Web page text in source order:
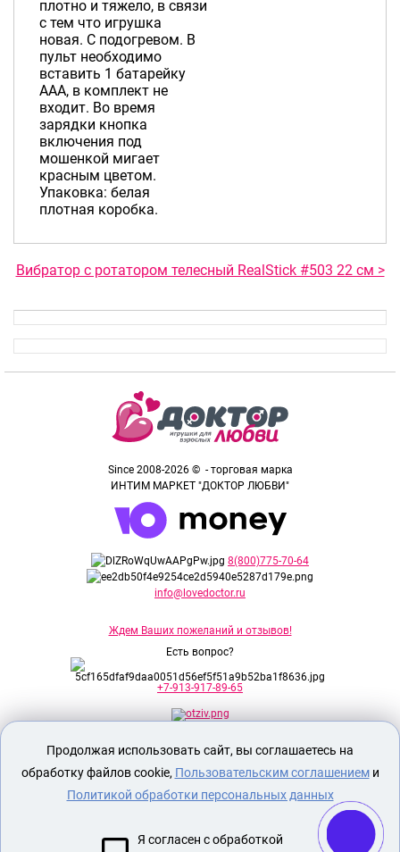
плотно и тяжело, в связи
с тем что игрушка
новая. С подогревом. В
пульт необходимо
вставить 1 батарейку
ААА, в комплект не
входит. Во время
зарядки кнопка
включения под
мошенкой мигает
красным цветом.
Упаковка: белая
плотная коробка.
Вибратор с ротатором телесный RealStick #503 22 см >
Since 2008-2026 © - торговая марка
ИНТИМ МАРКЕТ "ДОКТОР ЛЮБВИ"
8(800)775-70-64
info@lovedoctor.ru
Ждем Ваших пожеланий и отзывов!
Есть вопрос?
+7-913-917-89-65
Секс шоп Доктор Любви предназначен
исключительно для лиц старше 18 лет!
Вся продукция имеет знак EAC
Евразийского соответствия.
Продолжая использовать сайт, вы соглашаетесь на
обработку файлов cookie, Пользовательским соглашениеми
Политикой обработки персональных данных
Я согласен с обработкой